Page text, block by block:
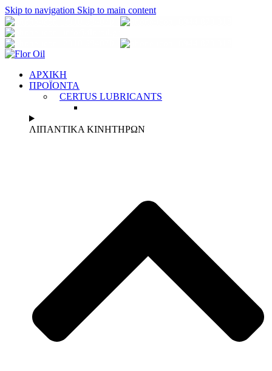
Skip to navigation Skip to main content
ΑΡΧΙΚΗ
ΠΡΟΪΟΝΤΑ
CERTUS LUBRICANTS
ΛΙΠΑΝΤΙΚΑ ΚΙΝΗΤΗΡΩΝ